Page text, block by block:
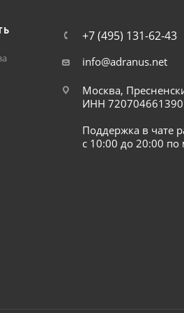
+7 (495) 131-62-43
info@adranus.net
Москва,
ИНН 720704661390
Поддержка в чате
с 10:00 до 20:00 по